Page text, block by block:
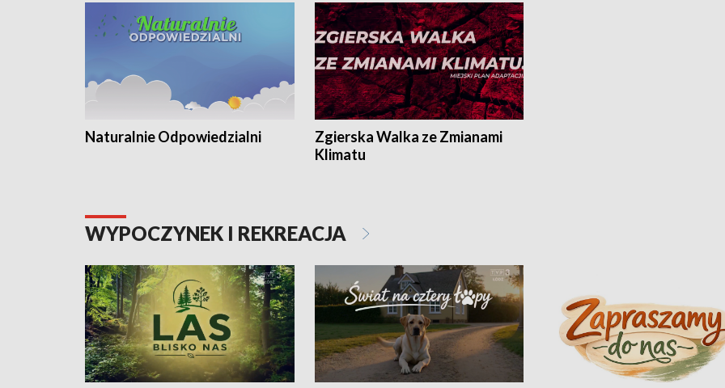
Naturalnie Odpowiedzialni
Zgierska Walka ze Zmianami
Klimatu
WYPOCZYNEK I REKREACJA